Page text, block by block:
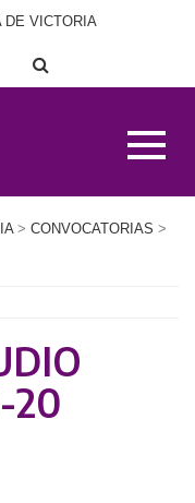
DE VICTORIA
> CONVOCATORIAS >
20